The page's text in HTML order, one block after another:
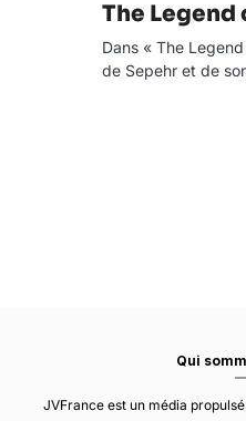
The Legend
Dans « The
de Sepehr et de
Qui
JVFrance est un média